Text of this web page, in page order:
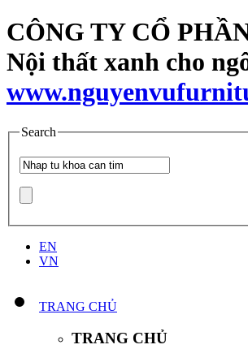
CÔNG TY CỔ
Nội thất xanh cho
Search
EN
VN
TRANG CHỦ
TRANG CHỦ